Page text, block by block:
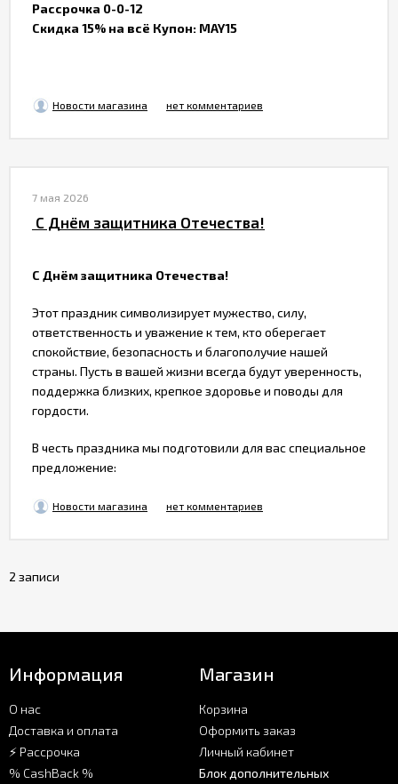
Рассрочка 0-0-12
Скидка 15% на всё Купон: MAY15
Новости магазина нет комментариев
7 мая 2026
​ С Днём защитника Отечества!
С Днём защитника Отечества!
Этот праздник символизирует мужество, силу,
ответственность и уважение к тем, кто оберегает
спокойствие, безопасность и благополучие нашей
страны. Пусть в вашей жизни всегда будут уверенность,
поддержка близких, крепкое здоровье и поводы для
гордости.
В честь праздника мы подготовили для вас специальное
предложение:
Новости магазина нет комментариев
2 записи
Информация
О нас
Доставка и оплата
⚡ Рассрочка
% CashBack %
Магазин
Корзина
Оформить заказ
Личный кабинет
Блок дополнительных